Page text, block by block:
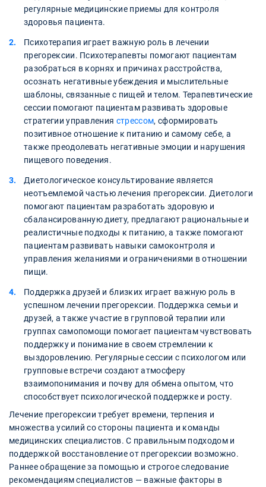
регулярные медицинские приемы для контроля
здоровья пациента.
Психотерапия играет важную роль в лечении
прегорексии. Психотерапевты помогают пациентам
разобраться в корнях и причинах расстройства,
осознать негативные убеждения и мыслительные
шаблоны, связанные с пищей и телом. Терапевтические
сессии помогают пациентам развивать здоровые
стратегии управления стрессом, сформировать
позитивное отношение к питанию и самому себе, а
также преодолевать негативные эмоции и нарушения
пищевого поведения.
Диетологическое консультирование является
неотъемлемой частью лечения прегорексии. Диетологи
помогают пациентам разработать здоровую и
сбалансированную диету, предлагают рациональные и
реалистичные подходы к питанию, а также помогают
пациентам развивать навыки самоконтроля и
управления желаниями и ограничениями в отношении
пищи.
Поддержка друзей и близких играет важную роль в
успешном лечении прегорексии. Поддержка семьи и
друзей, а также участие в групповой терапии или
группах самопомощи помогает пациентам чувствовать
поддержку и понимание в своем стремлении к
выздоровлению. Регулярные сессии с психологом или
групповые встречи создают атмосферу
взаимопонимания и почву для обмена опытом, что
способствует психологической поддержке и росту.
Лечение прегорексии требует времени, терпения и
множества усилий со стороны пациента и команды
медицинских специалистов. С правильным подходом и
поддержкой восстановление от прегорексии возможно.
Раннее обращение за помощью и строгое следование
рекомендациям специалистов — важные факторы в